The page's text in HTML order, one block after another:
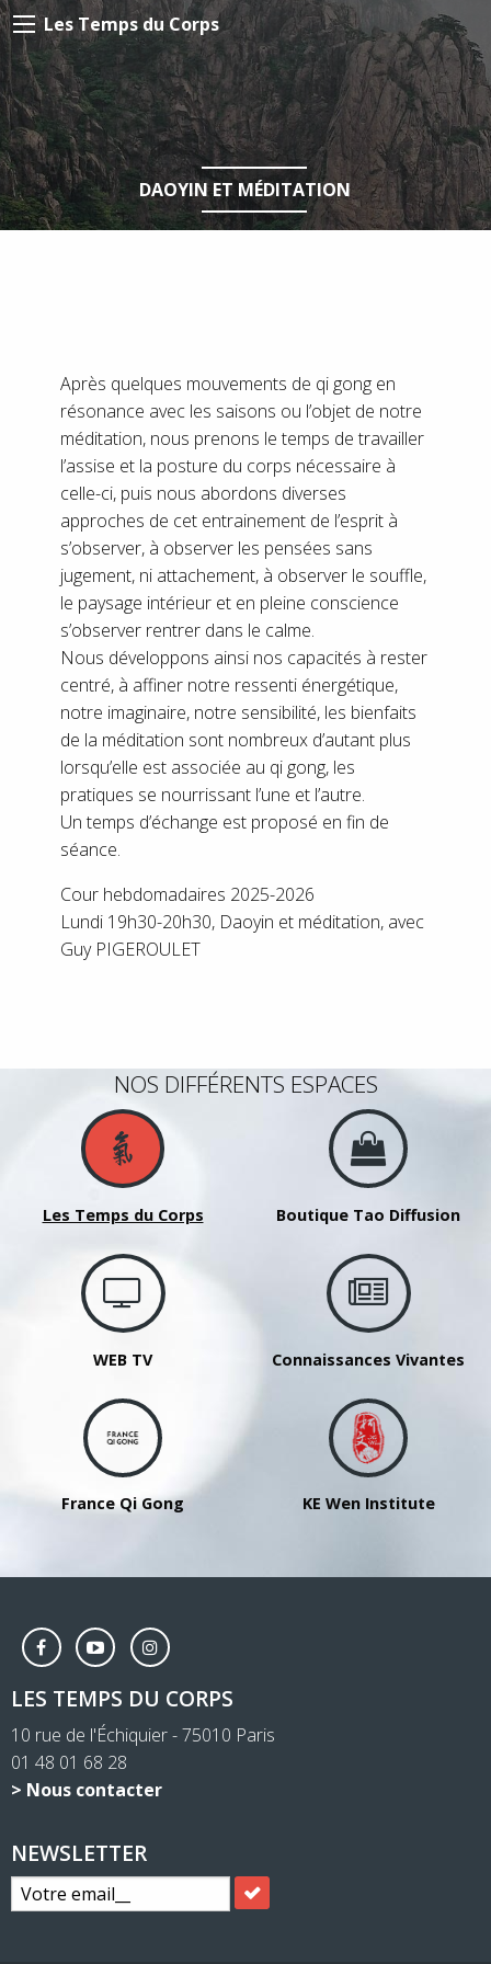
Les Temps du Corps
DAOYIN ET MÉDITATION
Après quelques mouvements de qi gong en
résonance avec les saisons ou l’objet de notre
méditation, nous prenons le temps de travailler
l’assise et la posture du corps nécessaire à
celle-ci, puis nous abordons diverses
approches de cet entrainement de l’esprit à
s’observer, à observer les pensées sans
jugement, ni attachement, à observer le souffle,
le paysage intérieur et en pleine conscience
s’observer rentrer dans le calme.
Nous développons ainsi nos capacités à rester
centré, à affiner notre ressenti énergétique,
notre imaginaire, notre sensibilité, les bienfaits
de la méditation sont nombreux d’autant plus
lorsqu’elle est associée au qi gong, les
pratiques se nourrissant l’une et l’autre.
Un temps d’échange est proposé en fin de
séance.
Cour hebdomadaires 2025-2026
Lundi 19h30-20h30, Daoyin et méditation, avec
Guy PIGEROULET
NOS DIFFÉRENTS ESPACES
Les Temps du Corps Boutique Tao Diffusion
WEB TV Connaissances Vivantes
France Qi Gong KE Wen Institute
LES TEMPS DU CORPS
10 rue de l'Échiquier - 75010 Paris
01 48 01 68 28
> Nous contacter
NEWSLETTER